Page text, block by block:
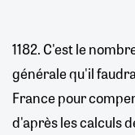
1182. C'est le
générale qu'il
France pour
d'après les calculs